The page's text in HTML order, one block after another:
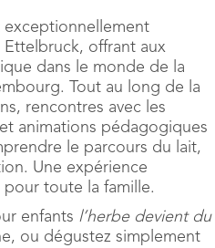
exceptionnellement
Ettelbruck, offrant aux
dans le monde de la
Tout au long de la
rencontres avec les
animations pédagogiques
le parcours du lait,
Une expérience
toute la famille.
enfants l’herbe devient du
ou dégustez simplement